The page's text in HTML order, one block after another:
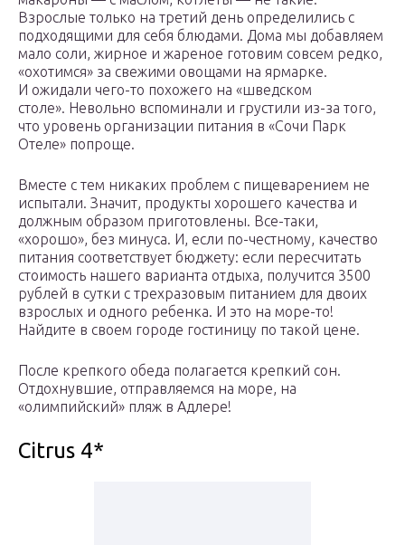
Взрослые только на третий день определились с
подходящими для себя блюдами. Дома мы добавляем
мало соли, жирное и жареное готовим совсем редко,
«охотимся» за свежими овощами на ярмарке.
И ожидали чего-то похожего на «шведском
столе». Невольно вспоминали и грустили из-за того,
что уровень организации питания в «Сочи Парк
Отеле» попроще.
Вместе с тем никаких проблем с пищеварением не
испытали. Значит, продукты хорошего качества и
должным образом приготовлены. Все-таки,
«хорошо», без минуса. И, если по-честному, качество
питания соответствует бюджету: если пересчитать
стоимость нашего варианта отдыха, получится 3500
рублей в сутки с трехразовым питанием для двоих
взрослых и одного ребенка. И это на море-то!
Найдите в своем городе гостиницу по такой цене.
После крепкого обеда полагается крепкий сон.
Отдохнувшие, отправляемся на море, на
«олимпийский» пляж в Адлере!
Citrus 4*